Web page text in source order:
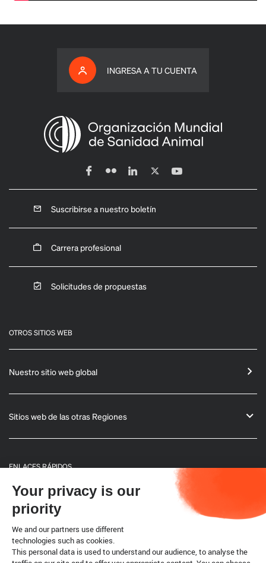
INGRESA A TU CUENTA
Suscribirse a nuestro boletín
Carrera profesional
Solicitudes de propuestas
OTROS SITIOS WEB
Nuestro sitio web global
Sitios web de las otras Regiones
ENLACES RÁPIDOS
Informaciones generales
Boletín
Código terrestre
Your privacy is our
priority
We and our partners use different
technologies such as cookies.
This personal data is used to understand our audience, to analyse the